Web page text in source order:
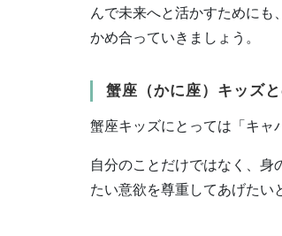
んで未来へと活かすためにも
かめ合っていきましょう。
蟹座（かに座）キッズ
蟹座キッズにとっては「キャ
自分のことだけではなく、
たい意欲を尊重してあげたい